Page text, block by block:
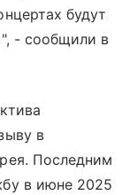
будут
- сообщили в
в
Последним
в июне 2025